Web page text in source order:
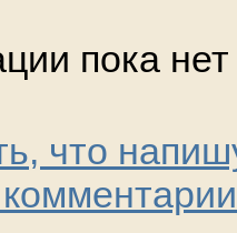
пока
что